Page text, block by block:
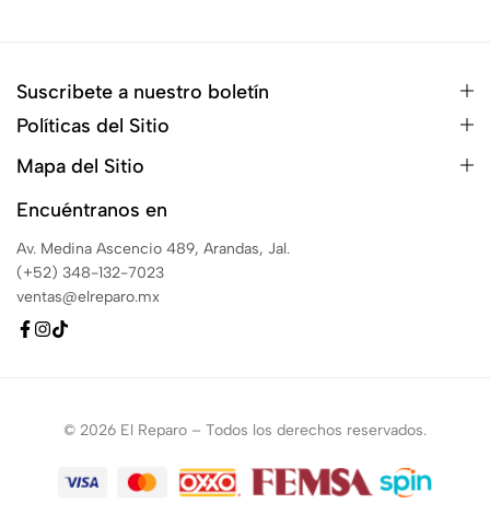
Suscribete a nuestro boletín
Políticas del Sitio
Mapa del Sitio
Encuéntranos en
Av. Medina Ascencio 489, Arandas, Jal.
(+52) 348-132-7023
ventas@elreparo.mx
© 2026 El Reparo – Todos los derechos reservados.